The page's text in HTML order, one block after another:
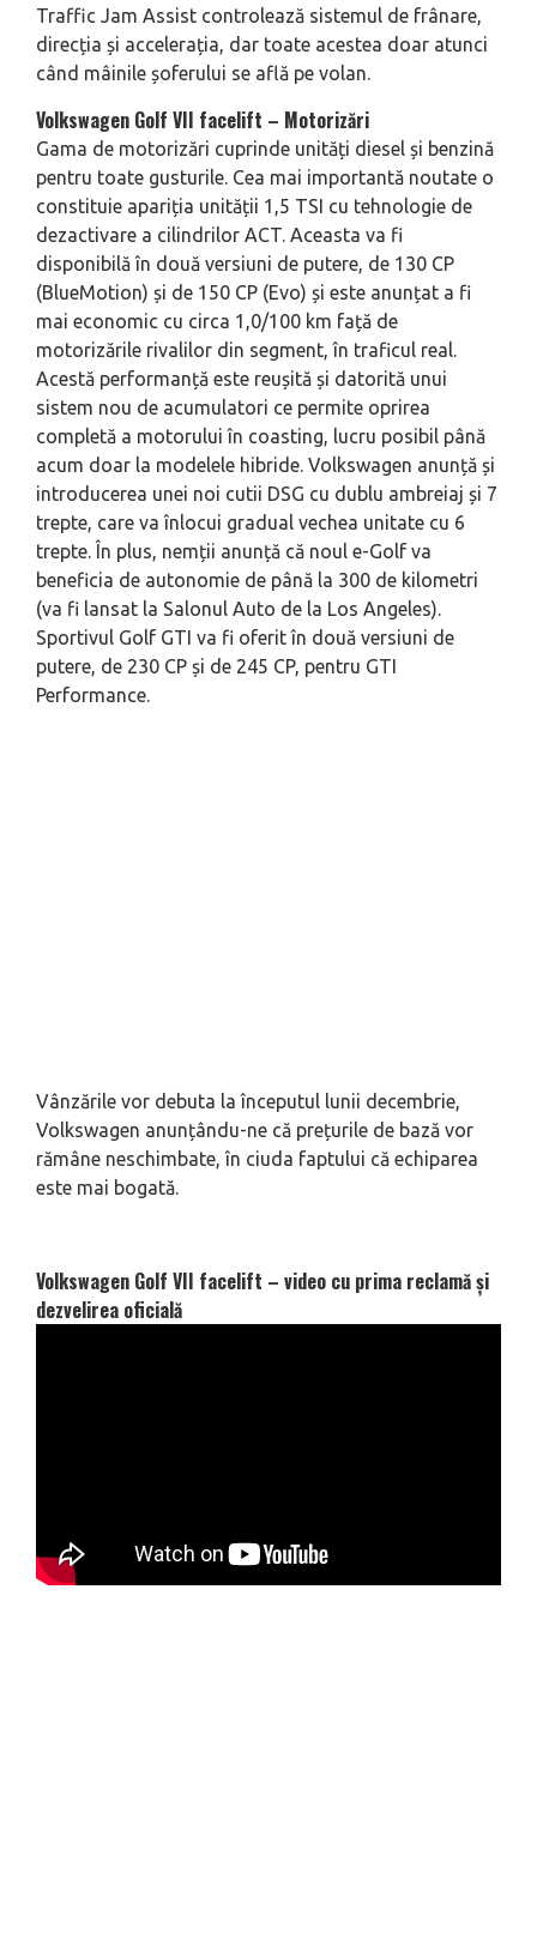
Traffic Jam Assist controlează sistemul de frânare,
direcția și accelerația, dar toate acestea doar atunci
când mâinile șoferului se află pe volan.
Volkswagen Golf VII facelift – Motorizări
Gama de motorizări cuprinde unități diesel și benzină
pentru toate gusturile. Cea mai importantă noutate o
constituie apariția unității 1,5 TSI cu tehnologie de
dezactivare a cilindrilor ACT. Aceasta va fi
disponibilă în două versiuni de putere, de 130 CP
(BlueMotion) și de 150 CP (Evo) și este anunțat a fi
mai economic cu circa 1,0/100 km față de
motorizările rivalilor din segment, în traficul real.
Acestă performanță este reușită și datorită unui
sistem nou de acumulatori ce permite oprirea
completă a motorului în coasting, lucru posibil până
acum doar la modelele hibride. Volkswagen anunță și
introducerea unei noi cutii DSG cu dublu ambreiaj și 7
trepte, care va înlocui gradual vechea unitate cu 6
trepte. În plus, nemții anunță că noul e-Golf va
beneficia de autonomie de până la 300 de kilometri
(va fi lansat la Salonul Auto de la Los Angeles).
Sportivul Golf GTI va fi oferit în două versiuni de
putere, de 230 CP și de 245 CP, pentru GTI
Performance.
Vânzările vor debuta la începutul lunii decembrie,
Volkswagen anunțându-ne că prețurile de bază vor
rămâne neschimbate, în ciuda faptului că echiparea
este mai bogată.
Volkswagen Golf VII facelift – video cu prima reclamă și
dezvelirea oficială